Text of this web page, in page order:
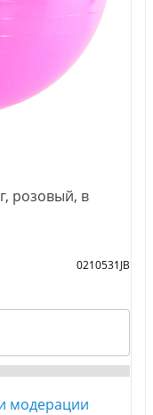
розовый, в
0210531JB
модерации